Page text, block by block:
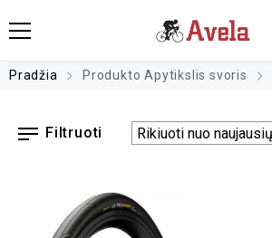
Pradžia Produkto Apytikslis svoris
Filtruoti